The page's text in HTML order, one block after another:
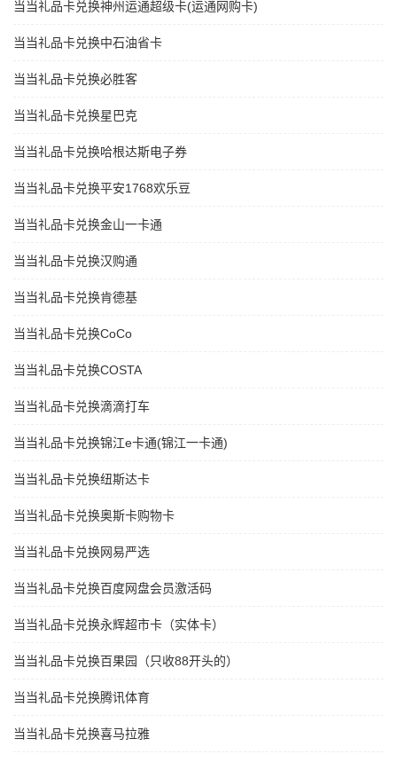
当当礼品卡兑换神州运通超级卡(运通网购卡)
当当礼品卡兑换中石油省卡
当当礼品卡兑换必胜客
当当礼品卡兑换星巴克
当当礼品卡兑换哈根达斯电子券
当当礼品卡兑换平安1768欢乐豆
当当礼品卡兑换金山一卡通
当当礼品卡兑换汉购通
当当礼品卡兑换肯德基
当当礼品卡兑换CoCo
当当礼品卡兑换COSTA
当当礼品卡兑换滴滴打车
当当礼品卡兑换锦江e卡通(锦江一卡通)
当当礼品卡兑换纽斯达卡
当当礼品卡兑换奥斯卡购物卡
当当礼品卡兑换网易严选
当当礼品卡兑换百度网盘会员激活码
当当礼品卡兑换永辉超市卡（实体卡）
当当礼品卡兑换百果园（只收88开头的）
当当礼品卡兑换腾讯体育
当当礼品卡兑换喜马拉雅